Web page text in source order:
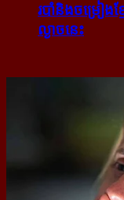
របាំ​និង​ចម្រៀង​
ល្ងាច​នេះ